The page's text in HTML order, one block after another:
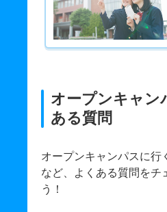
オープンキャン
ある質問
オープンキャンパスに行
など、よくある質問をチ
う！